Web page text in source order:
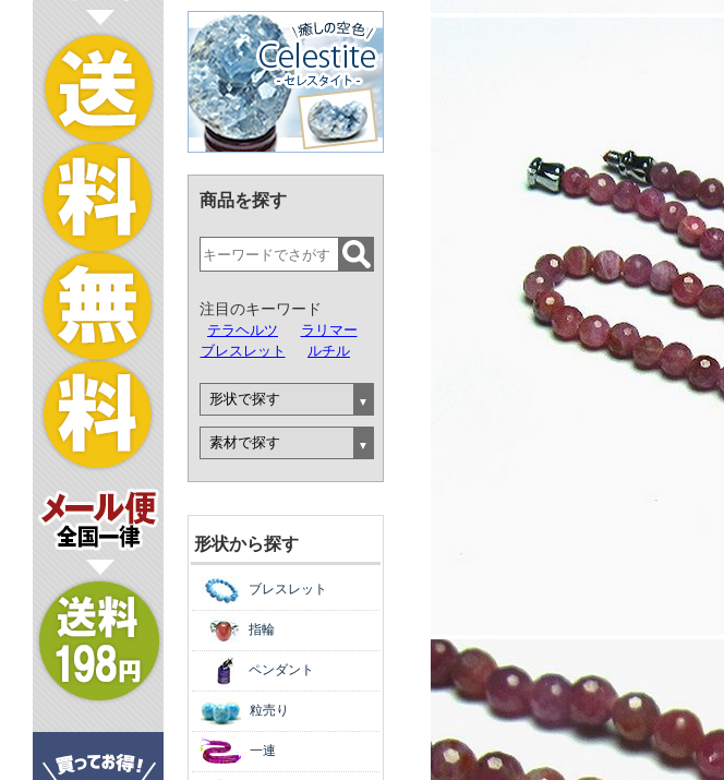
商品を探す
注目のキーワード
テラヘルツ
ラリマー
ブレスレット
ルチル
形状から探す
ブレスレット
指輪
ペンダント
粒売り
一連